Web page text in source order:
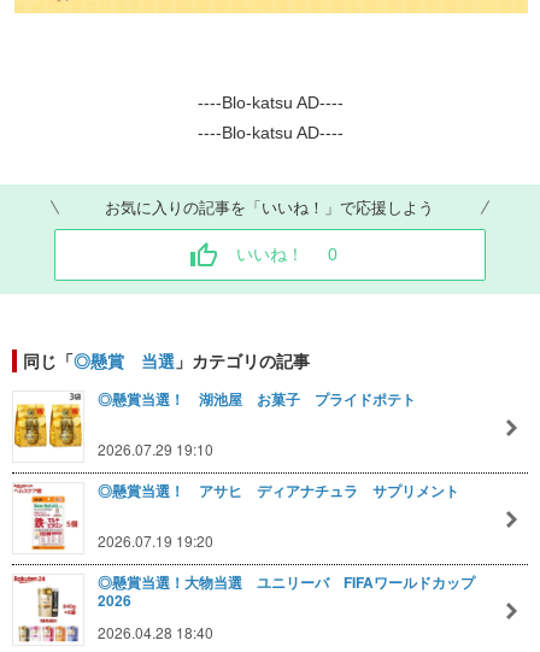
----Blo-katsu AD----
----Blo-katsu AD----
お気に入りの記事を「いいね！」で応援しよう
いいね！ 0
同じ「◎懸賞 当選 」カテゴリの記事
◎懸賞当選！ 湖池屋 お菓子 プライドポテト
2026.07.29 19:10
◎懸賞当選！ アサヒ ディアナチュラ サプリメント
2026.07.19 19:20
◎懸賞当選！大物当選 ユニリーバ FIFAワールドカップ
2026
2026.04.28 18:40